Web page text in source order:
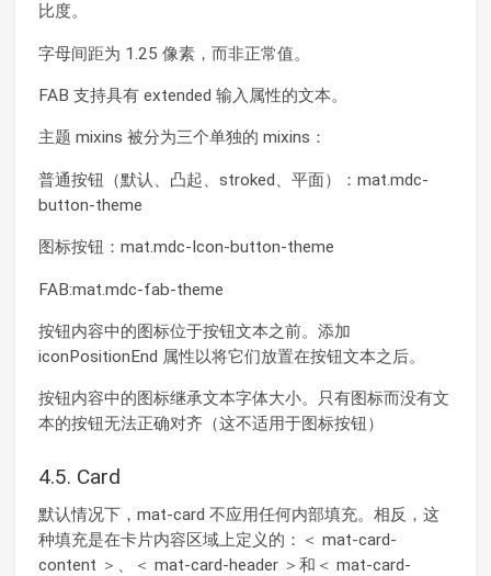
比度。
字母间距为 1.25 像素，而非正常值。
FAB 支持具有 extended 输入属性的文本。
主题 mixins 被分为三个单独的 mixins：
普通按钮（默认、凸起、stroked、平面）：mat.mdc-
button-theme
图标按钮：mat.mdc-Icon-button-theme
FAB:mat.mdc-fab-theme
按钮内容中的图标位于按钮文本之前。添加
iconPositionEnd 属性以将它们放置在按钮文本之后。
按钮内容中的图标继承文本字体大小。只有图标而没有文
本的按钮无法正确对齐（这不适用于图标按钮）
4.5. Card
默认情况下，mat-card 不应用任何内部填充。相反，这
种填充是在卡片内容区域上定义的：＜ mat-card-
content ＞、＜ mat-card-header ＞和＜ mat-card-